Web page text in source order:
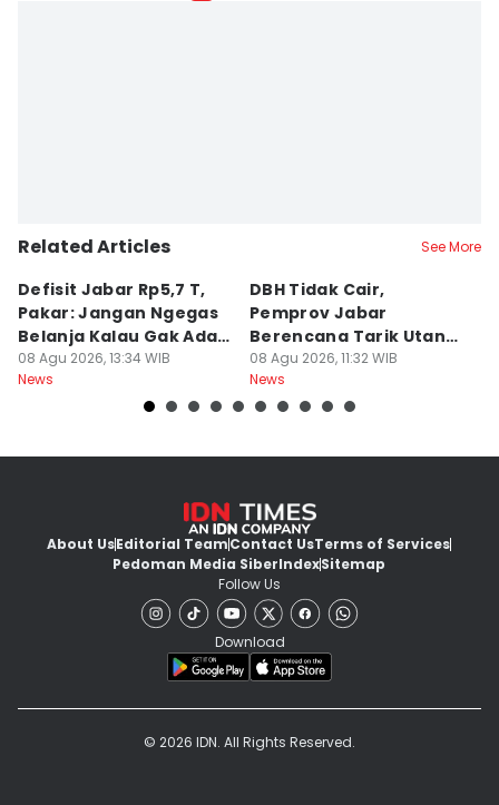
Related Articles See More
Defisit Jabar Rp5,7 T,
Pakar: Jangan Ngegas
Belanja Kalau Gak Ada
Duit
08 Agu 2026, 13:34 WIB
News
DBH Tidak Cair,
Pemprov Jabar
Berencana Tarik Utang
Rp3,4 Triliun
08 Agu 2026, 11:32 WIB
News
About UsEditorial TeamContact UsTerms of Services
Pedoman Media SiberIndexSitemap
Follow Us
Download
© 2026 IDN. All Rights Reserved.